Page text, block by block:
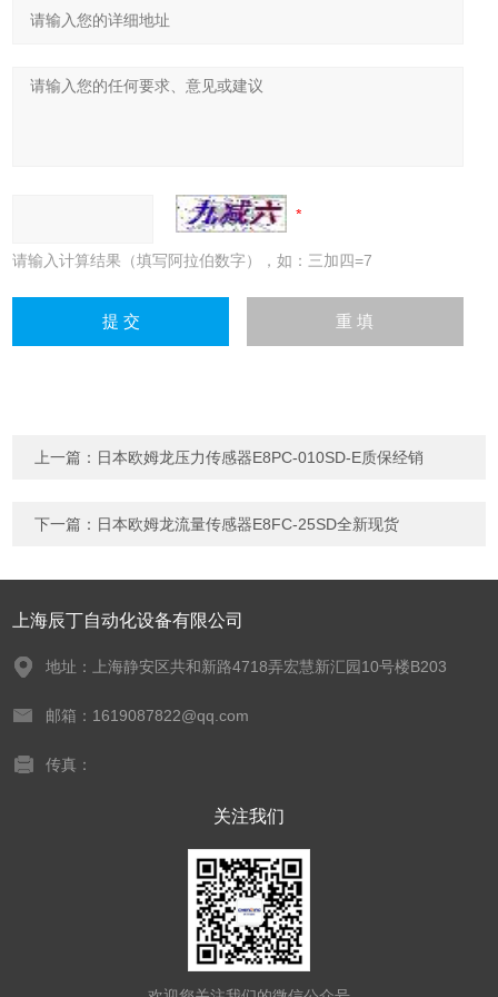
请输入计算结果（填写阿拉伯数字），如：三加四=7
上一篇： 日本欧姆龙压力传感器E8PC-010SD-E质保经销
下一篇： 日本欧姆龙流量传感器E8FC-25SD全新现货
上海辰丁自动化设备有限公司
地址：上海静安区共和新路4718弄宏慧新汇园10号楼B203
邮箱：1619087822@qq.com
传真：
关注我们